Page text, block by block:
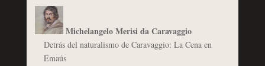
Michelangelo Merisi da Caravaggio
Detrás del naturalismo de Caravaggio: La Cena en
Emaús